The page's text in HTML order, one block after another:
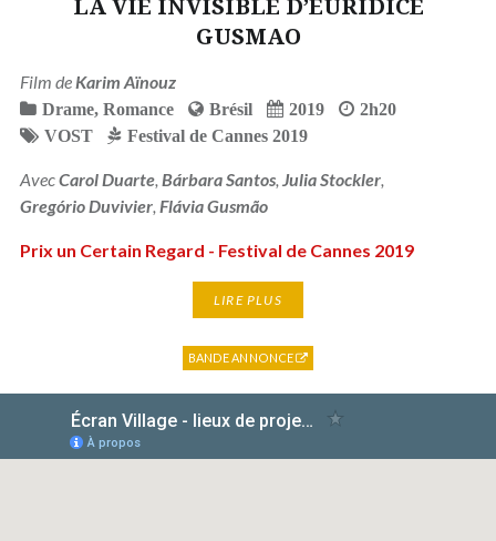
LA VIE INVISIBLE D’EURIDICE
GUSMAO
Film deKarim Aïnouz
Drame, Romance Brésil 2019
2h20
VOST
Festival de Cannes 2019
AvecCarol Duarte, Bárbara Santos, Julia Stockler,
Gregório Duvivier, Flávia Gusmão
Prix un Certain Regard - Festival de Cannes 2019
LIRE PLUS
BANDE ANNONCE